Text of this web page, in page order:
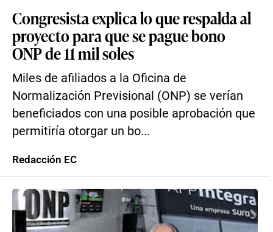
Congresista explica lo que respalda al
proyecto para que se pague bono
ONP de 11 mil soles
Miles de afiliados a la Oficina de
Normalización Previsional (ONP) se verían
beneficiados con una posible aprobación que
permitiría otorgar un bo...
Redacción EC